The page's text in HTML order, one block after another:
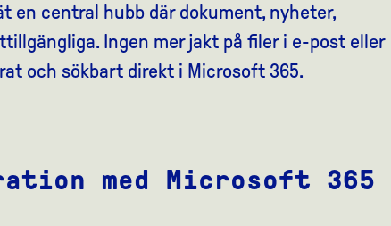
en central hubb där dokument, nyheter,
Ingen mer jakt på filer i e-post eller
och sökbart direkt i Microsoft 365.
med Microsoft 365